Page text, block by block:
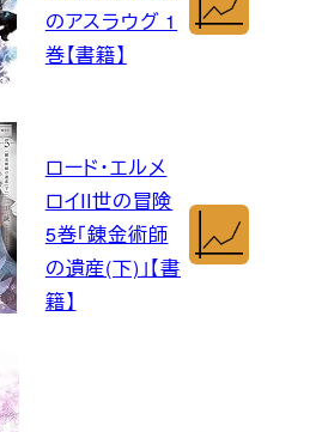
のアスラウグ 1
巻【書籍】
ロード・エルメ
ロイII世の冒険
5巻「錬金術師
の遺産(下)」【書
籍】